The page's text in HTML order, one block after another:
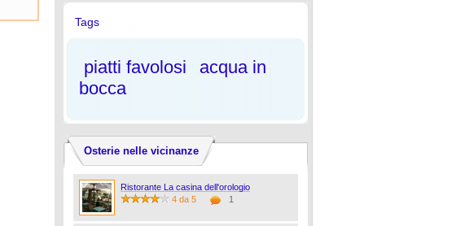
Tags
piatti favolosi
acqua in
bocca
Osterie nelle vicinanze
Ristorante La casina dell'orologio
4 da 5
1